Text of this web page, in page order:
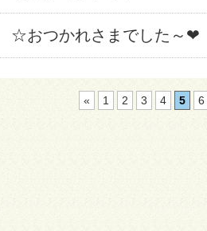
☆おつかれさまでした
« 1 2 3 4 5 6